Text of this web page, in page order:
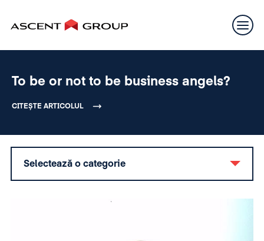
To be or not to be business angels?
CITEȘTE ARTICOLUL
Selectează o categorie